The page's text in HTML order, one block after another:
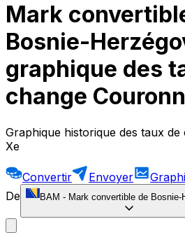
Mark
Bosnie-
graphique des
change
Graphique historique des taux
Xe
Convertir Envoyer
De
BAM - Mark convertible de Bosnie-